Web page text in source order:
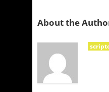
About the